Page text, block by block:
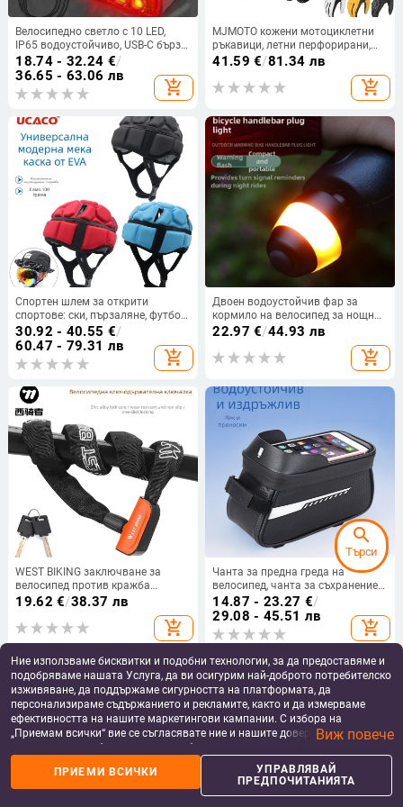
home apps shopping_basket
Кошница
person
Профил
Велосипедно светло с 10 LED,
IP65 водоустойчиво, USB-C бързо
зареждане, предно и задно
светло, висока яркост за нощно
каране
18.74 - 32.24 €/
36.65 - 63.06 лв
add_shopping_cart
MJMOTO кожени мотоциклетни
ръкавици, летни перфорирани,
дишащи, унисекс, CE
41.59 €/81.34 лв
add_shopping_cart
Спортен шлем за открити
спортове: ски, пързаляне, футбол
и регби; защита на главата при
езда и сърф
30.92 - 40.55 €/
60.47 - 79.31 лв
add_shopping_cart
Двоен водоустойчив фар за
кормило на велосипед за нощно
каране — външно
предупредително осветление,
светлина за раница, Plug-In •
• Упълномощена частна марка:
Да • Марка: Друг • Внос: Не
22.97 €/44.93 лв
add_shopping_cart
WEST BIKING заключване за
велосипед против кражба
заключване с ключове за
заключване за електрическа
кола заключване за кола с
19.62 €/38.37 лв
add_shopping_cart
Чанта за предна греда на
велосипед, чанта за съхранение
на мобилен телефон за
планински велосипед,
водоустойчива чанта за
окачване на велосипед,
14.87 - 23.27 €/
29.08 - 45.51 лв
add_shopping_cart
Ние използваме бисквитки и подобни технологии, за да предоставяме и
подобряваме нашата Услуга, да ви осигурим най-доброто потребителско
изживяване, да поддържаме сигурността на платформата, да
персонализираме съдържанието и рекламите, както и да измерваме
ефективността на нашите маркетингови кампании. С избора на
„Приемам всички“ вие се съгласявате ние и нашите доверени партньори
да съхраняваме бисквитки и подобни технологии на вашето устройство
за рекламни и аналитични цели. Можете по всяко време да управлявате
своите предпочитания, като натиснете „Управлявай предпочитанията“.
За повече информация, моля, вижте нашата
Виж повече
ПРИЕМИ ВСИЧКИ
УПРАВЛЯВАЙ
ПРЕДПОЧИТАНИЯТА
search
Търси